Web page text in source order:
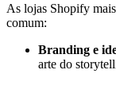
As lojas Shopify
comum:
Branding e
arte do